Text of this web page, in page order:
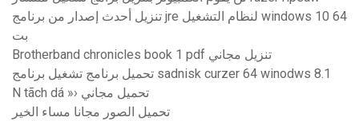
تنزيل أحدث إصدار من برنامج jre لنظام التشغيل windows 10 64
بت
Brotherband chronicles book 1 pdf تنزيل مجاني
تحميل برنامج تشغيل برنامج sadnisk curzer 64 winodws 8.1
N tãch dá »› تحميل مجاني
تحميل الصور مجانا مساء الخير